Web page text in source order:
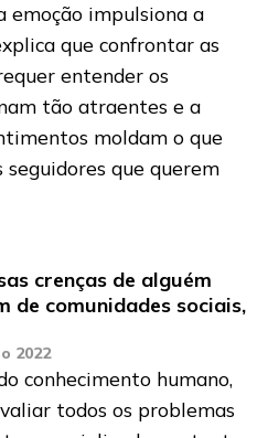
emoção impulsiona a
que confrontar as
entender os
tão atraentes e a
moldam o que
que querem
crenças de alguém
de comunidades sociais,
2022
conhecimento humano,
todos os problemas